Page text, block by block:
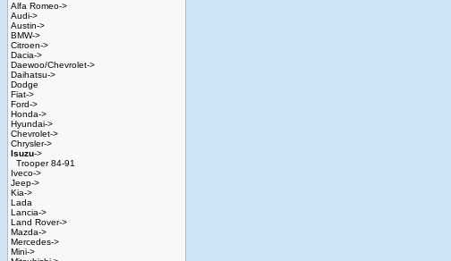
Alfa Romeo->
Audi->
Austin->
BMW->
Citroen->
Dacia->
Daewoo/Chevrolet->
Daihatsu->
Dodge
Fiat->
Ford->
Honda->
Hyundai->
Chevrolet->
Chrysler->
Isuzu->
Trooper 84-91
Iveco->
Jeep->
Kia->
Lada
Lancia->
Land Rover->
Mazda->
Mercedes->
Mini->